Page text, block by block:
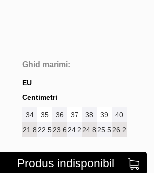
Ghid marimi:
EU
Centimetri
34 35 36 37 38 39
40
21.8 22.523.6 24.2 24.8 25.526.2
Produs indisponibil